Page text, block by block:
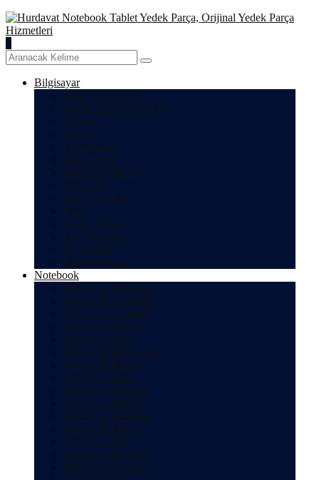
0
Bilgisayar
Hazır Sistemler Pc
Arızalı Eksik Sistem Pc
Anakart
İşlemci
Ekran Kartı
Ram Bellek
Hard Disk HDD
Ses Kartı
Dvd - Blu Ray
Kasa
Power Supply
Fan Soğutma
Pcı Kartlar
Klavye Mouse
Notebook
Notebook Bilgisayar
Arızalı Eksik Sistem
Notebook Anakart
Notebook İşlemci
Notebook Ram
Notebook Hard Disk
Notebook Klavye
Notebook Kasa
Notebook Adaptör
Notebook Batarya
Notebook Menteşe
Notebook Ekran
Notebook Fan
Notebook Dc Jack
Bağlantı Kabloları